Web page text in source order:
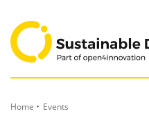
Content
Home Events